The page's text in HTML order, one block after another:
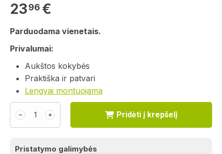
2396 €
Parduodama vienetais.
Privalumai:
Aukštos kokybės
Praktiška ir patvari
Lengvai montuojama
﹣ ﹢ Pridėti į krepšelį
Pristatymo galimybės